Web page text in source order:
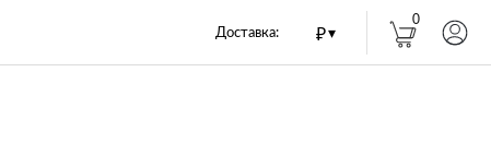
0
Доставка: ₽▾